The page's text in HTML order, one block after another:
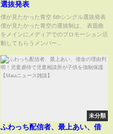
選抜発表
僕が見たかった青空 6thシングル選抜発表
僕が見たかった青空の選抜制は、 表題曲
をメインにメディアでのプロモーション活
動してもらうメンバー...
未分類
ふわっち配信者、最上あい、借